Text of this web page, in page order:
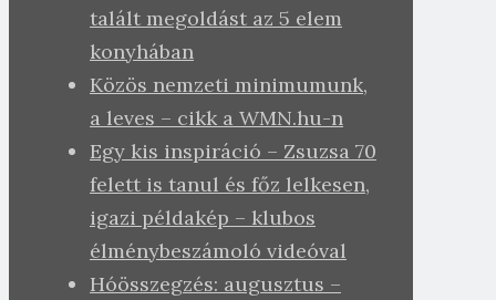
talált megoldást az 5 elem
konyhában
Közös nemzeti minimumunk,
a leves – cikk a WMN.hu-n
Egy kis inspiráció – Zsuzsa 70
felett is tanul és főz lelkesen,
igazi példakép – klubos
élménybeszámoló videóval
Hóösszegzés: augusztus –